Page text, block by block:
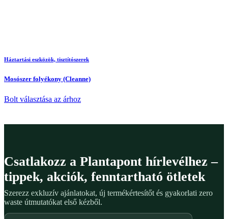
Háztartási eszközök, tisztítószerek
Mosószer folyékony (Cleanne)
Bolt választása az árhoz
Csatlakozz a Plantapont hírlevélhez –
tippek, akciók, fenntartható ötletek
Szerezz exkluzív ajánlatokat, új termékértesítőt és gyakorlati zero
waste útmutatókat első kézből.